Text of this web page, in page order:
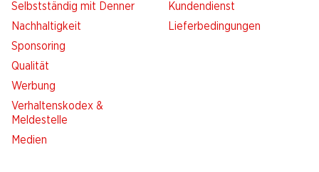
Selbstständig mit Denner
Nachhaltigkeit
Sponsoring
Qualität
Werbung
Verhaltenskodex &
Meldestelle
Medien
Kundendienst
Lieferbedingungen